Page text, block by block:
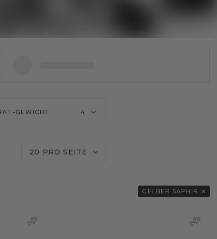
GEWICHT 4
20 PRO SEITE
GELBER SAPHIR